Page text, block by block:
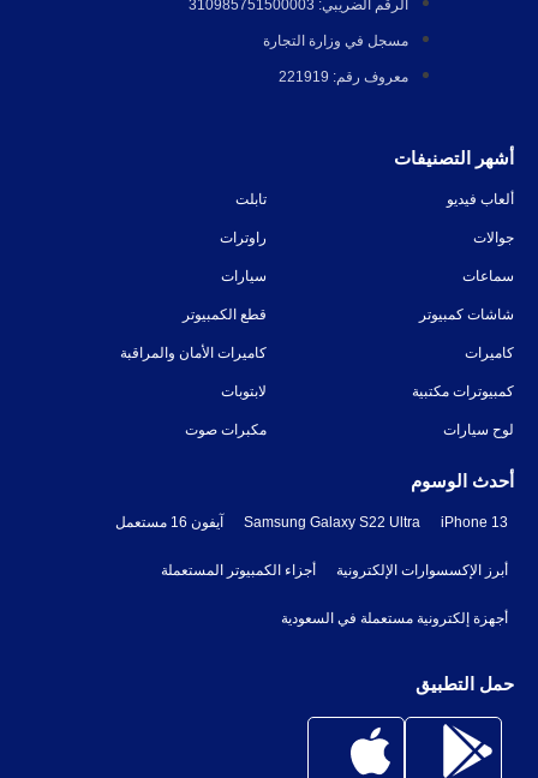
الرقم الضريبي: 310985751500003
مسجل في وزارة التجارة
معروف رقم: 221919
أشهر التصنيفات
ألعاب فيديو تابلت
جوالات راوترات
سماعات سيارات
شاشات كمبيوتر قطع الكمبيوتر
كاميرات كاميرات الأمان والمراقبة
كمبيوترات مكتبية لابتوبات
لوح سيارات مكبرات صوت
أحدث الوسوم
iPhone 13
Samsung Galaxy S22 Ultra آيفون 16 مستعمل
أبرز الإكسسوارات الإلكترونية أجزاء الكمبيوتر المستعملة
أجهزة إلكترونية مستعملة في السعودية
حمل التطبيق